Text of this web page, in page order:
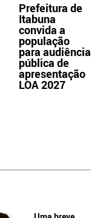
Prefeitura de
Itabuna
convida a
população
para audiência
pública de
apresentação
LOA 2027